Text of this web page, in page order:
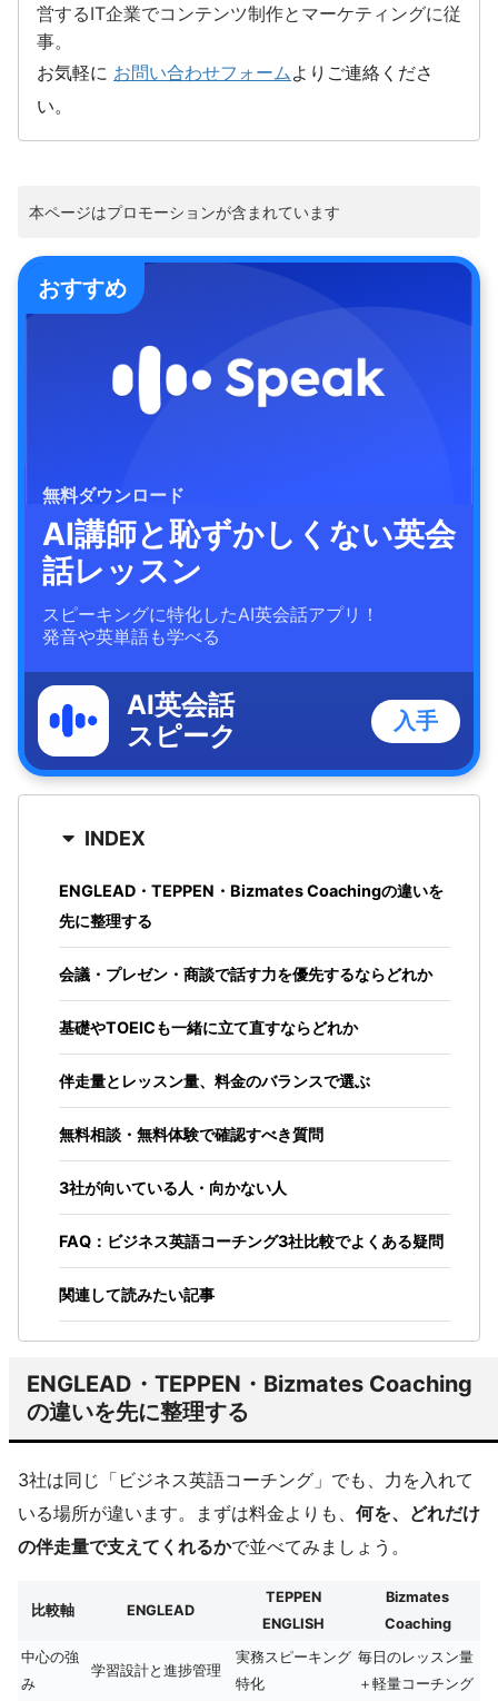
営するIT企業でコンテンツ制作とマーケティングに従
事。
お気軽に お問い合わせフォーム よりご連絡くださ
い。
本ページはプロモーションが含まれています
おすすめ
無料ダウンロード
AI講師と恥ずかしくない英会
話レッスン
スピーキングに特化したAI英会話アプリ！
発音や英単語も学べる
AI英会話
スピーク
入手
INDEX
ENGLEAD・TEPPEN・Bizmates Coachingの違いを
先に整理する
会議・プレゼン・商談で話す力を優先するならどれか
基礎やTOEICも一緒に立て直すならどれか
伴走量とレッスン量、料金のバランスで選ぶ
無料相談・無料体験で確認すべき質問
3社が向いている人・向かない人
FAQ：ビジネス英語コーチング3社比較でよくある疑問
関連して読みたい記事
ENGLEAD・TEPPEN・Bizmates Coaching
の違いを先に整理する
3社は同じ「ビジネス英語コーチング」でも、力を入れて
いる場所が違います。まずは料金よりも、 何を、どれだけ
の伴走量で支えてくれるかで並べてみましょう。
比較軸 ENGLEAD
TEPPEN
ENGLISH
Bizmates
Coaching
中心の強
み
学習設計と進捗管理
実務スピーキング
特化
毎日のレッスン量
＋軽量コーチング